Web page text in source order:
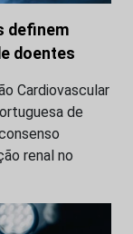
definem
doentes
Cardiovascular
de
renal no